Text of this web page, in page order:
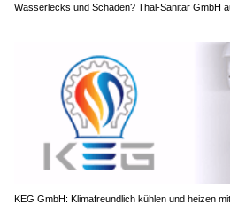
Wasserlecks und Schäden? Thal-Sanitär GmbH
KEG GmbH: Klimafreundlich kühlen und heizen